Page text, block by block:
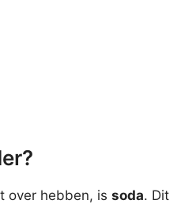
over hebben, is soda. Dit